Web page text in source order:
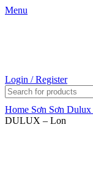
Menu
Login / Register
Home Sơn Sơn Dulux
DULUX – Lon